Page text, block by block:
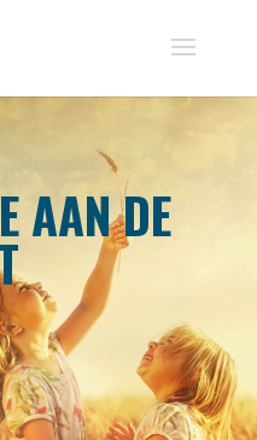
AAN DE